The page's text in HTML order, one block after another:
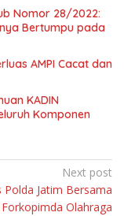
Nomor 28/2022:
Bertumpu pada
AMPI Cacat dan
KADIN
Komponen
Next post
Polda Jatim Bersama
Olahraga